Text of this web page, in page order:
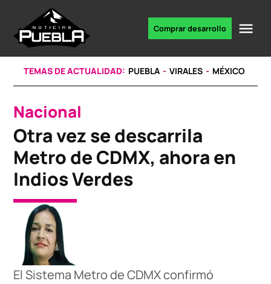
content
noticias
Comprar desarrollo
TEMAS DE ACTUALIDAD: PUEBLA VIRALES MÉXICO
POSTED
IN
Nacional
Otra vez se descarrila
Metro de CDMX, ahora en
Indios Verdes
El Sistema Metro de CDMX confirmó